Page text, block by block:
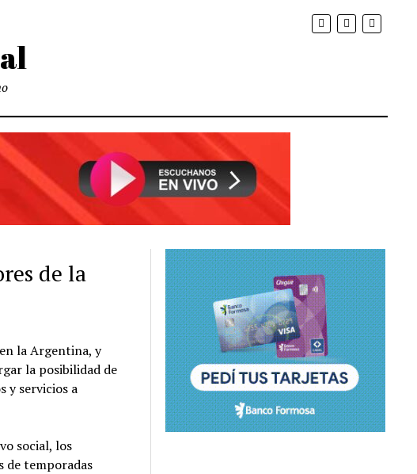
de la
la Argentina, y
la posibilidad de
y servicios a
social, los
de temporadas